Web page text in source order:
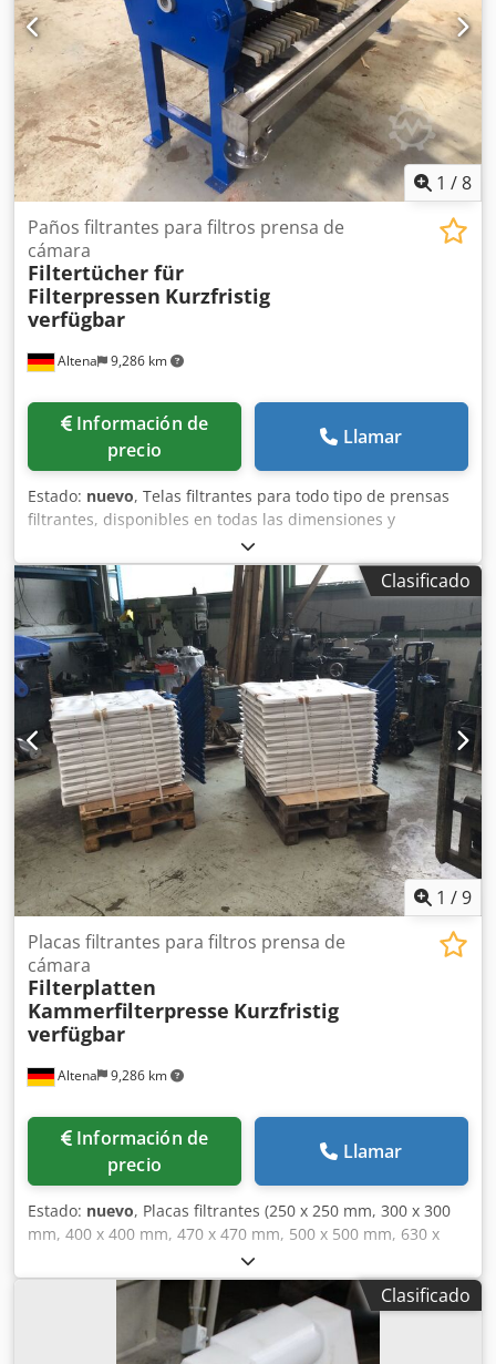
1 /8
Altena 9,286 km
Paños filtrantes para filtros prensa de
cámara
Filtertücher für
Filterpressen Kurzfristig
verfügbar
Información de
precio
Llamar
Estado: nuevo, Telas filtrantes para todo tipo de prensas
filtrantes, disponibles en todas las dimensiones y
calidades, plazos de entrega reducidos. No dude en
consultarnos. Nuestra ubicación es en 58762 Altena.
Dodpfx Asg Azmmedpjck
Clasificado
1 /9
Altena 9,286 km
Placas filtrantes para filtros prensa de
cámara
Filterplatten
Kammerfilterpresse Kurzfristig
verfügbar
Información de
precio
Llamar
Estado: nuevo, Placas filtrantes (250 x 250 mm, 300 x 300
mm, 400 x 400 mm, 470 x 470 mm, 500 x 500 mm, 630 x
630 mm, 760 x 760 mm, 800 x 800 mm, 1000 x 1000 mm,
1200 x 1200 mm, 1200 x 1600 mm, 1500 x 1500 mm) para
todas las prensas filtrantes, en todos los tamaños y
calidades; plazos de entrega cortos. Consulte nuestras
ofertas. Nuestra ubicación es 58762 Altena. Dcjdpfjikl Uiox
Clasificado